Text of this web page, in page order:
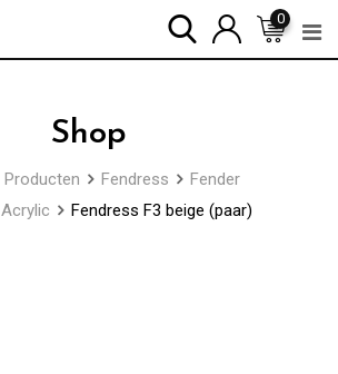
0
Shop
Producten Fendress
Fender
Acrylic Fendress F3 beige (paar)